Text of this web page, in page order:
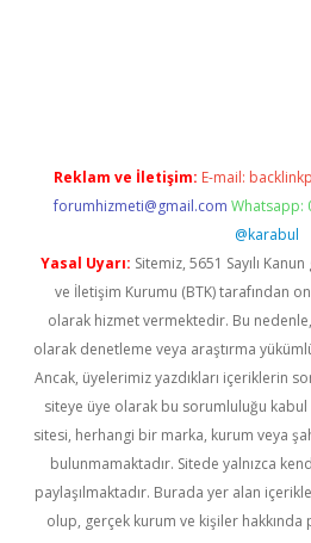
Reklam ve İletişim: E-mail:
forumhizmeti@gmail.com Whatsapp:
@karabul
Yasal Uyarı: Sitemiz, 5651 Sayılı
ve İletişim Kurumu (BTK) tarafından
olarak hizmet vermektedir. Bu
olarak denetleme veya araştırma
Ancak, üyelerimiz yazdıkları içeriklerin
siteye üye olarak bu sorumluluğu kabul
sitesi, herhangi bir marka, kurum veya
bulunmamaktadır. Sitede yalnızca
paylaşılmaktadır. Burada yer alan
olup, gerçek kurum ve kişiler hakkında